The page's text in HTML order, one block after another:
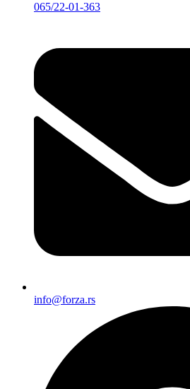
065/22-01-363
info@forza.rs